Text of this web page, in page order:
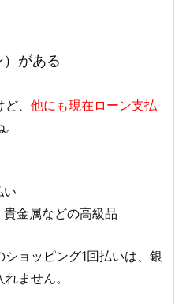
がある
、 他にも現在ローン支払
い
金属などの高級品
ョッピング1回払いは、銀
ません。